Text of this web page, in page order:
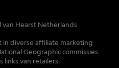
Hearst Netherlands
diverse affiliate marketing
Geographic commissies
links van retailers.